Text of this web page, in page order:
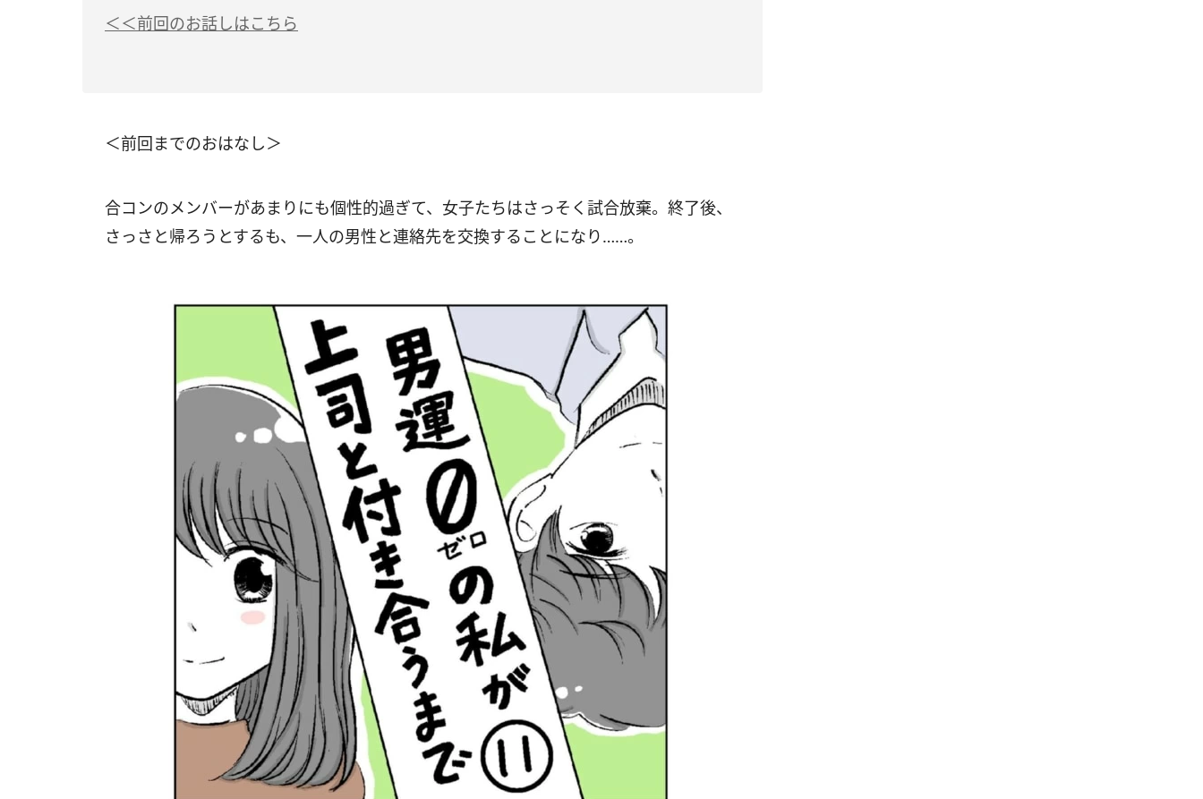
＜＜前回のお話しはこちら
＜前回までのおはなし＞
合コンのメンバーがあまりにも個性的過ぎて、女子たちはさっそく試合放棄。終了後、
さっさと帰ろうとするも、一人の男性と連絡先を交換することになり……。